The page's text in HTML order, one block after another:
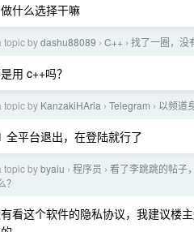
什么选择干嘛
topic bydashu88089 › C++ › 找了一圈，没
用 c++吗？
topic by KanzakiHAria › Telegram › 以频道
全平台退出，在登陆就行了
topic bybyaiu › 程序员 › 看了李跳跳的帖子
？
看这个软件的隐私协议，我建议楼